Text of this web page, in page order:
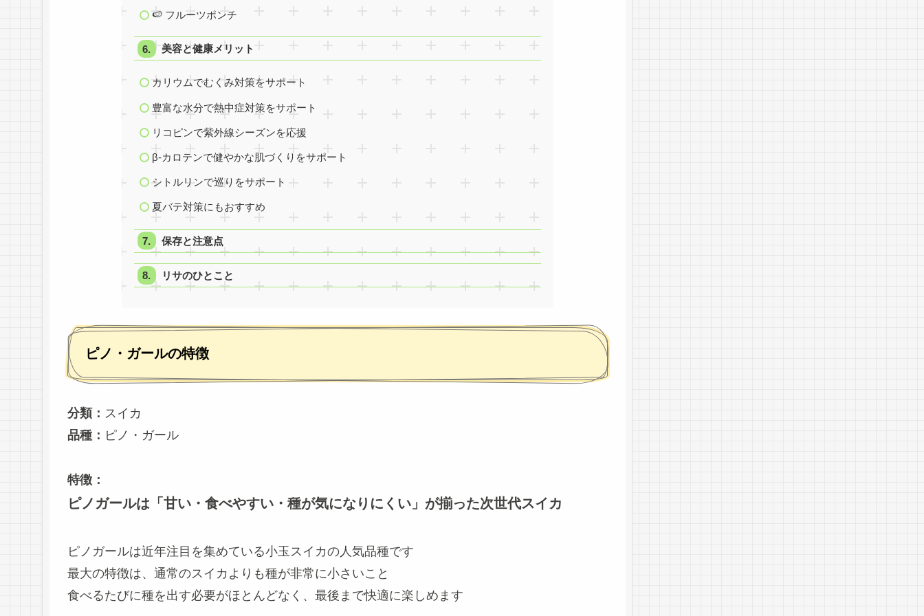
🍉 フルーツポンチ
美容と健康メリット
カリウムでむくみ対策をサポート
豊富な水分で熱中症対策をサポート
リコピンで紫外線シーズンを応援
β-カロテンで健やかな肌づくりをサポート
シトルリンで巡りをサポート
夏バテ対策にもおすすめ
保存と注意点
リサのひとこと
ピノ・ガールの特徴
分類： スイカ
品種： ピノ・ガール
特徴：
ピノガールは「甘い・食べやすい・種が気になりにくい」が揃った次世代スイカ
ピノガールは近年注目を集めている小玉スイカの人気品種です
最大の特徴は、通常のスイカよりも種が非常に小さいこと
食べるたびに種を出す必要がほとんどなく、最後まで快適に楽しめます